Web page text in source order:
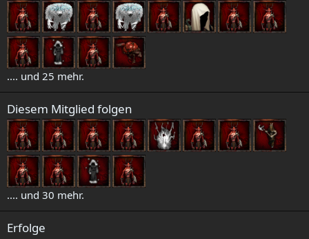
.... und 25 mehr.
Diesem Mitglied folgen
.... und 30 mehr.
Erfolge